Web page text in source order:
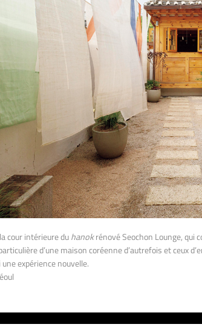
cour intérieure duhanokrénové Seochon Lounge, qui
d’une maison coréenne d’autrefois et ceux
expérience nouvelle.